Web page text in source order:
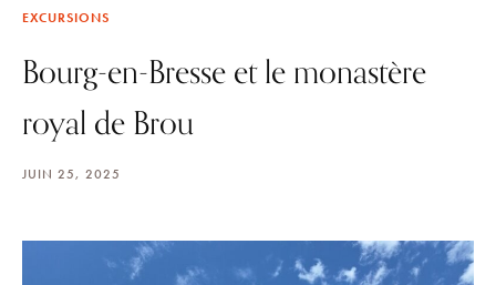
EXCURSIONS
Bourg-en-Bresse et le monastère
royal de Brou
JUIN 25, 2025